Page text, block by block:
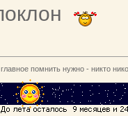
помнить нужно - никто